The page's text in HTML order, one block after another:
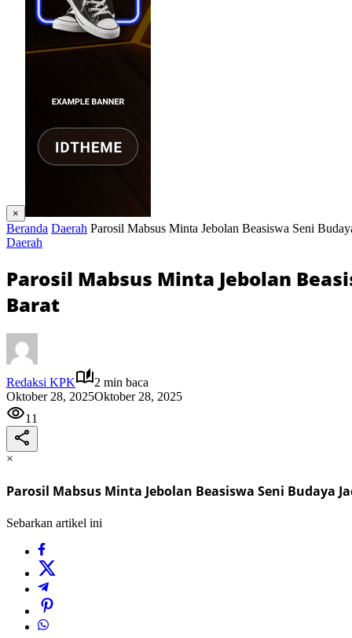
×
Beranda Daerah Parosil Mabsus Minta Jebolan Beasiswa Seni
Daerah
Parosil Mabsus Minta Jebolan
Barat
Redaksi KPK
2 min baca
Oktober 28, 2025Oktober 28, 2025
11
×
Parosil Mabsus Minta Jebolan Beasiswa Seni Budaya
Sebarkan artikel ini